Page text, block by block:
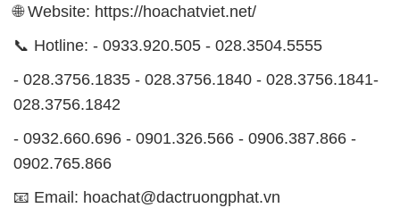
🌐 Website: https://hoachatviet.net/
📞 Hotline: - 0933.920.505 - 028.3504.5555
- 028.3756.1835 - 028.3756.1840 - 028.3756.1841-
028.3756.1842
- 0932.660.696 - 0901.326.566 - 0906.387.866 -
0902.765.866
📧 Email: hoachat@dactruongphat.vn